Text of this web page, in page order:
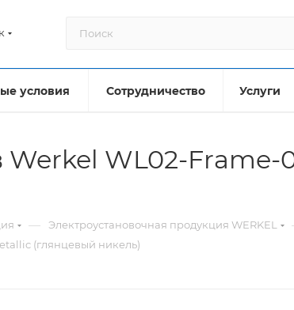
условия Сотрудничество Услуги
Werkel WL02-
— Электроустановочная продукция WERKEL
(глянцевый никель)